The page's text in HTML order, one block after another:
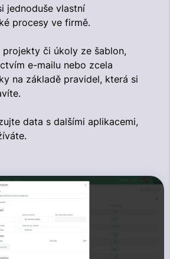
jednoduše vlastní
procesy ve firmě.
či úkoly ze šablon,
e-mailu nebo zcela
na základě pravidel, která si
data s dalšími aplikacemi,